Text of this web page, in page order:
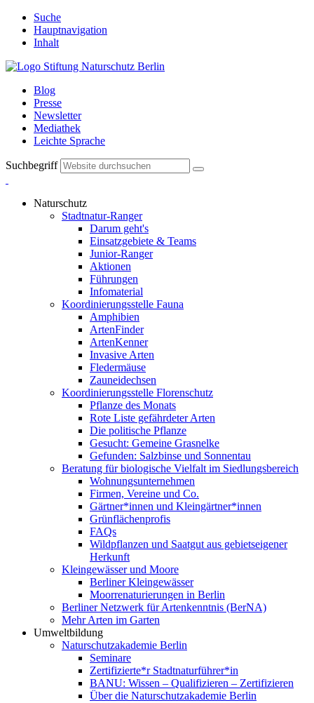
Suche
Hauptnavigation
Inhalt
Blog
Presse
Newsletter
Mediathek
Leichte Sprache
Suchbegriff
Naturschutz
Stadtnatur-Ranger
Darum geht's
Einsatzgebiete & Teams
Junior-Ranger
Aktionen
Führungen
Infomaterial
Koordinierungsstelle Fauna
Amphibien
ArtenFinder
ArtenKenner
Invasive Arten
Fledermäuse
Zauneidechsen
Koordinierungsstelle Florenschutz
Pflanze des Monats
Rote Liste gefährdeter Arten
Die politische Pflanze
Gesucht: Gemeine Grasnelke
Gefunden: Salzbinse und Sonnentau
Beratung für biologische Vielfalt im Siedlungsbereich
Wohnungsunternehmen
Firmen, Vereine und Co.
Gärtner*innen und Kleingärtner*innen
Grünflächenprofis
FAQs
Wildpflanzen und Saatgut aus gebietseigener
Herkunft
Kleingewässer und Moore
Berliner Kleingewässer
Moorrenaturierungen in Berlin
Berliner Netzwerk für Artenkenntnis (BerNA)
Mehr Arten im Garten
Umweltbildung
Naturschutzakademie Berlin
Seminare
Zertifizierte*r Stadtnaturführer*in
BANU: Wissen – Qualifizieren – Zertifizieren
Über die Naturschutzakademie Berlin